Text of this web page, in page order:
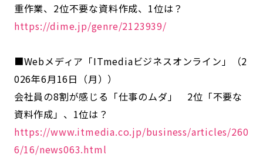
重作業、2位不要な資料作成、1位は？
https://dime.jp/genre/2123939/
■Webメディア「ITmediaビジネスオンライン」（2
026年6月16日（月））
会社員の8割が感じる「仕事のムダ」 2位「不要な
資料作成」、1位は？
https://www.itmedia.co.jp/business/articles/260
6/16/news063.html